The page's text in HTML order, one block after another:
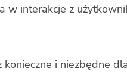
w interakcje z
i niezbędne